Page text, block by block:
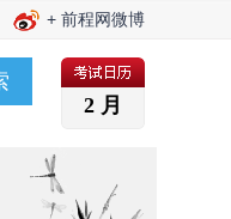
+ 前程网微博
2 月